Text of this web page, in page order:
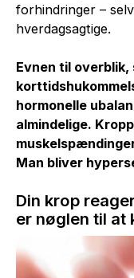
forhindringer –
hverdagsagtige.
Evnen til
hormonelle
almindelige.
Man bliver
Din krop
er nøglen til at